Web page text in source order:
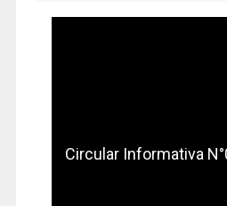
Circular Informativa